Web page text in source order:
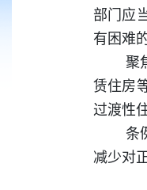
部门应
有困难
聚
赁住房
过渡性
条
减少对